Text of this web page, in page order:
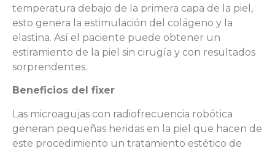
temperatura debajo de la primera capa de la piel,
esto genera la estimulación del colágeno y la
elastina. Así el paciente puede obtener un
estiramiento de la piel sin cirugía y con resultados
sorprendentes.
Beneficios del fixer
Las microagujas con radiofrecuencia robótica
generan pequeñas heridas en la piel que hacen de
este procedimiento un tratamiento estético de